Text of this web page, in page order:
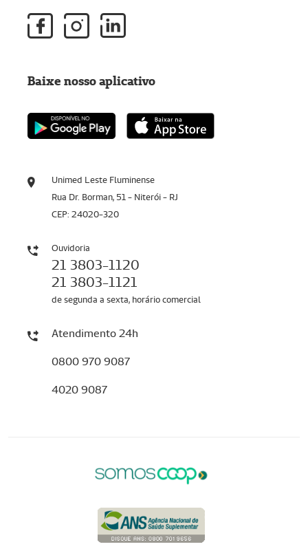
Unimed Leste Fluminense
Rua Dr. Borman, 51 - Niterói - RJ
CEP: 24020-320
Ouvidoria
21 3803-1120
21 3803-1121
de segunda a sexta, horário comercial
Atendimento 24h
0800 970 9087
4020 9087
Baixe nosso aplicativo